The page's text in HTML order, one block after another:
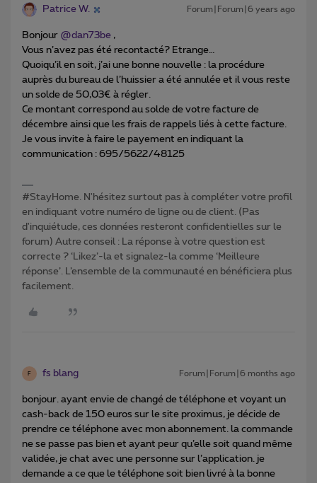
Patrice W. Forum|Forum|6 years ago
Bonjour @dan73be ,
Vous n’avez pas été recontacté? Etrange…
Quoiqu’il en soit, j’ai une bonne nouvelle : la procédure
auprès du bureau de l’huissier a été annulée et il vous reste
un solde de 50,03€ à régler.
Ce montant correspond au solde de votre facture de
décembre ainsi que les frais de rappels liés à cette facture.
Je vous invite à faire le payement en indiquant la
communication : 695/5622/48125
#StayHome. N'hésitez surtout pas à compléter votre profil
en indiquant votre numéro de ligne ou de client. (Pas
d'inquiétude, ces données resteront confidentielles sur le
forum) Autre conseil : La réponse à votre question est
correcte ? ‘Likez’-la et signalez-la comme ‘Meilleure
réponse’. L’ensemble de la communauté en bénéficiera plus
facilement.
F fs blang Forum|Forum|6 months ago
bonjour. ayant envie de changé de téléphone et voyant un
cash-back de 150 euros sur le site proximus, je décide de
prendre ce téléphone avec mon abonnement. la commande
ne se passe pas bien et ayant peur qu’elle soit quand même
validée, je chat avec une personne sur l’application. je
demande a ce que le téléphone soit bien livré à la bonne